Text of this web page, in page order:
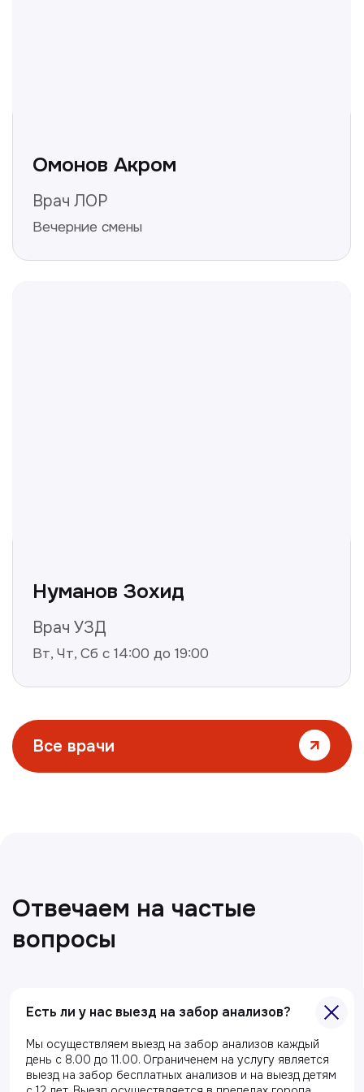
Есть ли у нас выезд на забор анализов?
Мы осуществляем выезд на забор анализов каждый
день с 8.00 до 11.00. Ограниченем на услугу является
выезд на забор бесплатных анализов и на выезд детям
Главная
О клиники
Акции